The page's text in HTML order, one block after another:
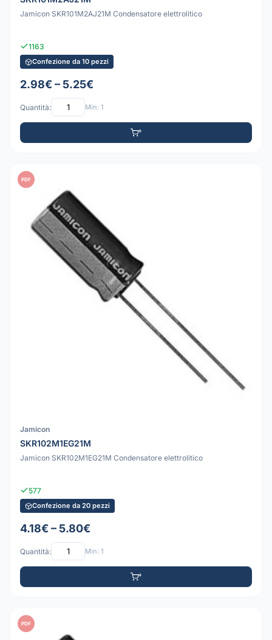
Jamicon SKR101M2AJ21M Condensatore elettrolitico
1163
Confezione da 10 pezzi
2.98€ – 5.25€
Quantità: Min: 1
PDF
Jamicon
SKR102M1EG21M
Jamicon SKR102M1EG21M Condensatore elettrolitico
577
Confezione da 20 pezzi
4.18€ – 5.80€
Quantità: Min: 1
PDF